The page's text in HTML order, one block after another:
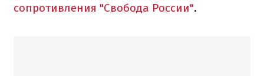
сопротивления "Свобода России".